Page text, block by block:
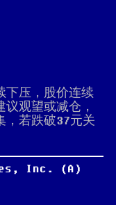
下压，股价连续
观望或减仓，
，若跌破37元关
Inc. (A)